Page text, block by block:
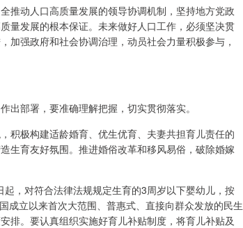
推动人口高质量发展的领导协调机制，坚持地方党政
量发展的根本保证。未来做好人口工作，必须坚决贯
加强政府和社会协调治理，动员社会力量积极参与，
出部署，要准确理解把握，切实贯彻落实。
积极构建适龄婚育、优生优育、夫妻共担育儿责任的
生育友好氛围。推进婚俗改革和移风易俗，破除婚嫁
，对符合法律法规规定生育的3周岁以下婴幼儿，按
成立以来首次大范围、普惠式、直接向群众发放的民生
排。要认真组织实施好育儿补贴制度，将育儿补贴及